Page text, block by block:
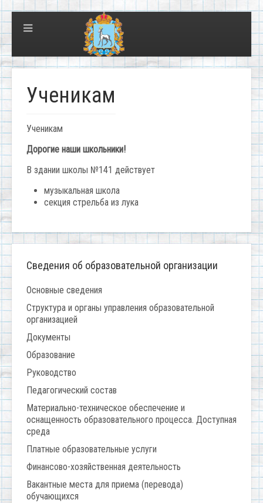
Ученикам
Ученикам
Дорогие наши школьники!
В здании школы №141 действует
музыкальная школа
секция стрельба из лука
Сведения об образовательной организации
Основные сведения
Структура и органы управления образовательной
организацией
Документы
Образование
Руководство
Педагогический состав
Материально-техническое обеспечение и
оснащенность образовательного процесса. Доступная
среда
Платные образовательные услуги
Финансово-хозяйственная деятельность
Вакантные места для приема (перевода)
обучающихся